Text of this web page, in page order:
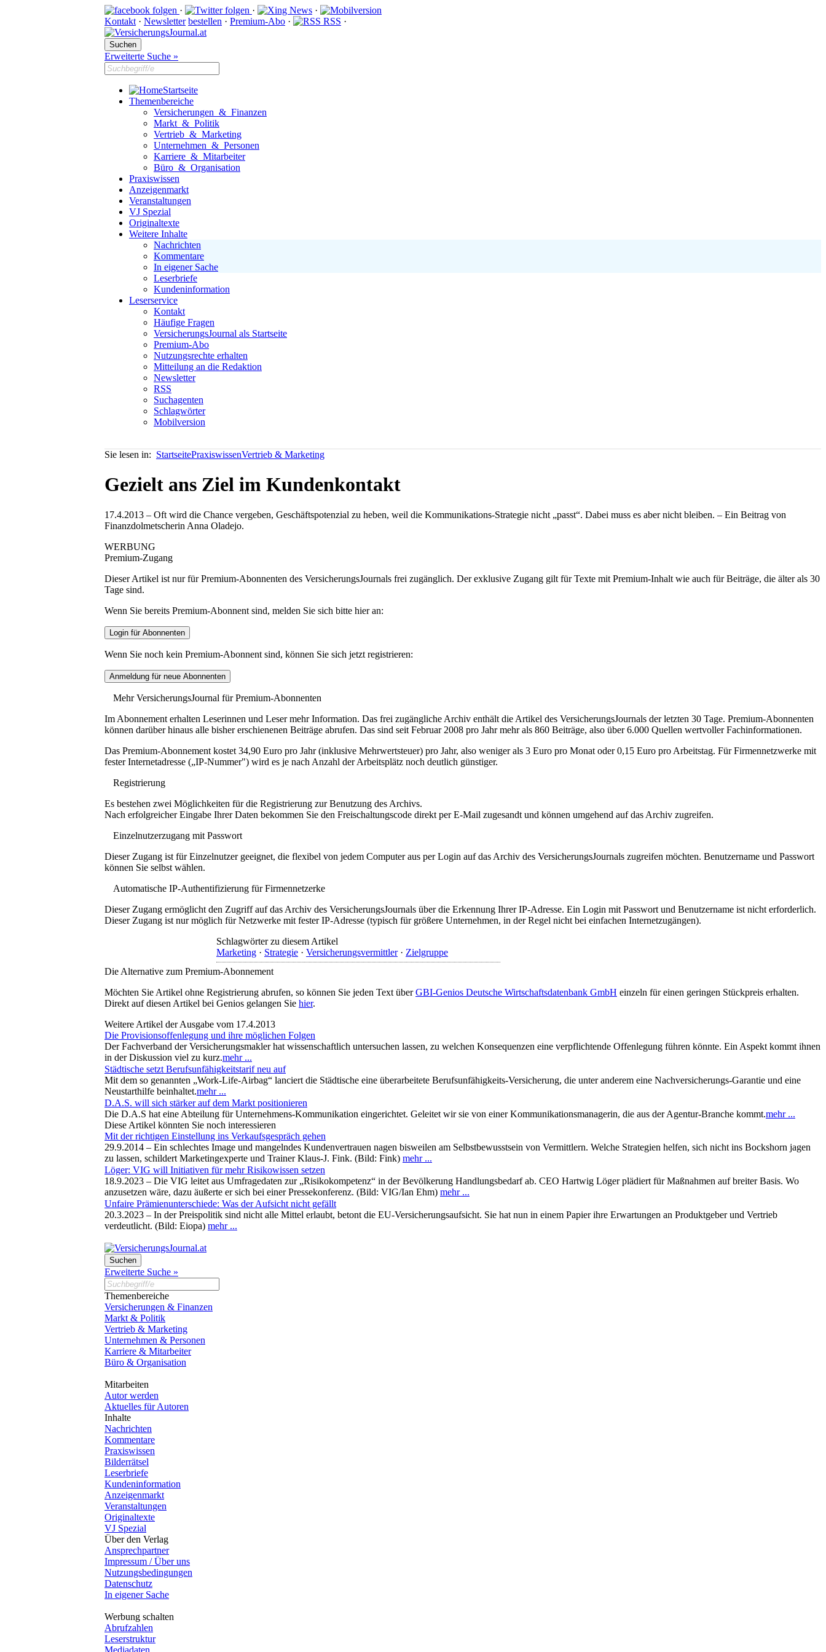
· ·
·
Kontakt · Newsletter bestellen · Premium-Abo · RSS ·
Erweiterte Suche »
Startseite
Themenbereiche
Versicherungen & Finanzen
Markt & Politik
Vertrieb & Marketing
Unternehmen & Personen
Karriere & Mitarbeiter
Büro & Organisation
Praxiswissen
Anzeigenmarkt
Veranstaltungen
VJ Spezial
Originaltexte
Weitere Inhalte
Nachrichten
Kommentare
In eigener Sache
Leserbriefe
Kundeninformation
Leserservice
Kontakt
Häufige Fragen
VersicherungsJournal als Startseite
Premium-Abo
Nutzungsrechte erhalten
Mitteilung an die Redaktion
Newsletter
RSS
Suchagenten
Schlagwörter
Mobilversion
Sie lesen in: StartseitePraxiswissenVertrieb & Marketing
Gezielt ans Ziel im Kundenkontakt
17.4.2013 – Oft wird die Chance vergeben, Geschäftspotenzial zu heben, weil die Kommunikations-Strategie nicht „passt“. Dabei muss es aber nicht bleiben. – Ein Beitrag von
Finanzdolmetscherin Anna Oladejo.
WERBUNG
Premium-Zugang
Dieser Artikel ist nur für Premium-Abonnenten des VersicherungsJournals frei zugänglich. Der exklusive Zugang gilt für Texte mit Premium-Inhalt wie auch für Beiträge, die älter als 30
Tage sind.
Wenn Sie bereits Premium-Abonnent sind, melden Sie sich bitte hier an:
Wenn Sie noch kein Premium-Abonnent sind, können Sie sich jetzt registrieren:
Mehr VersicherungsJournal für Premium-Abonnenten
Im Abonnement erhalten Leserinnen und Leser mehr Information. Das frei zugängliche Archiv enthält die Artikel des VersicherungsJournals der letzten 30 Tage. Premium-Abonnenten
können darüber hinaus alle bisher erschienenen Beiträge abrufen. Das sind seit Februar 2008 pro Jahr mehr als 860 Beiträge, also über 6.000 Quellen wertvoller Fachinformationen.
Das Premium-Abonnement kostet 34,90 Euro pro Jahr (inklusive Mehrwertsteuer) pro Jahr, also weniger als 3 Euro pro Monat oder 0,15 Euro pro Arbeitstag. Für Firmennetzwerke mit
fester Internetadresse („IP-Nummer") wird es je nach Anzahl der Arbeitsplätz noch deutlich günstiger.
Registrierung
Es bestehen zwei Möglichkeiten für die Registrierung zur Benutzung des Archivs.
Nach erfolgreicher Eingabe Ihrer Daten bekommen Sie den Freischaltungscode direkt per E-Mail zugesandt und können umgehend auf das Archiv zugreifen.
Einzelnutzerzugang mit Passwort
Dieser Zugang ist für Einzelnutzer geeignet, die flexibel von jedem Computer aus per Login auf das Archiv des VersicherungsJournals zugreifen möchten. Benutzername und Passwort
können Sie selbst wählen.
Automatische IP-Authentifizierung für Firmennetzerke
Dieser Zugang ermöglicht den Zugriff auf das Archiv des VersicherungsJournals über die Erkennung Ihrer IP-Adresse. Ein Login mit Passwort und Benutzername ist nicht erforderlich.
Dieser Zugang ist nur möglich für Netzwerke mit fester IP-Adresse (typisch für größere Unternehmen, in der Regel nicht bei einfachen Internetzugängen).
Schlagwörter zu diesem Artikel
Marketing · Strategie · Versicherungsvermittler· Zielgruppe
Die Alternative zum Premium-Abonnement
Möchten Sie Artikel ohne Registrierung abrufen, so können Sie jeden Text überGBI-Genios Deutsche Wirtschaftsdatenbank GmbH einzeln für einen geringen Stückpreis erhalten.
Direkt auf diesen Artikel bei Genios gelangen Sie hier.
Weitere Artikel der Ausgabe vom 17.4.2013
Die Provisionsoffenlegung und ihre möglichen Folgen
Der Fachverband der Versicherungsmakler hat wissenschaftlich untersuchen lassen, zu welchen Konsequenzen eine verpflichtende Offenlegung führen könnte. Ein Aspekt kommt ihnen
in der Diskussion viel zu kurz.mehr ...
Städtische setzt Berufsunfähigkeitstarif neu auf
Mit dem so genannten „Work-Life-Airbag“ lanciert die Städtische eine überarbeitete Berufsunfähigkeits-Versicherung, die unter anderem eine Nachversicherungs-Garantie und eine
Neustarthilfe beinhaltet.mehr ...
D.A.S. will sich stärker auf dem Markt positionieren
Die D.A.S hat eine Abteilung für Unternehmens-Kommunikation eingerichtet. Geleitet wir sie von einer Kommunikationsmanagerin, die aus der Agentur-Branche kommt.mehr ...
Diese Artikel könnten Sie noch interessieren
Mit der richtigen Einstellung ins Verkaufsgespräch gehen
29.9.2014 – Ein schlechtes Image und mangelndes Kundenvertrauen nagen bisweilen am Selbstbewusstsein von Vermittlern. Welche Strategien helfen, sich nicht ins Bockshorn jagen
zu lassen, schildert Marketingexperte und Trainer Klaus-J. Fink. (Bild: Fink) mehr ...
Löger: VIG will Initiativen für mehr Risikowissen setzen
18.9.2023 – Die VIG leitet aus Umfragedaten zur „Risikokompetenz“ in der Bevölkerung Handlungsbedarf ab. CEO Hartwig Löger plädiert für Maßnahmen auf breiter Basis. Wo
anzusetzen wäre, dazu äußerte er sich bei einer Pressekonferenz. (Bild: VIG/Ian Ehm) mehr ...
Unfaire Prämienunterschiede: Was der Aufsicht nicht gefällt
20.3.2023 – In der Preispolitik sind nicht alle Mittel erlaubt, betont die EU-Versicherungsaufsicht. Sie hat nun in einem Papier ihre Erwartungen an Produktgeber und Vertrieb
verdeutlicht. (Bild: Eiopa) mehr ...
Erweiterte Suche »
Themenbereiche
Versicherungen & Finanzen
Markt & Politik
Vertrieb & Marketing
Unternehmen & Personen
Karriere & Mitarbeiter
Büro & Organisation
Mitarbeiten
Autor werden
Aktuelles für Autoren
Inhalte
Nachrichten
Kommentare
Praxiswissen
Bilderrätsel
Leserbriefe
Kundeninformation
Anzeigenmarkt
Veranstaltungen
Originaltexte
VJ Spezial
Über den Verlag
Ansprechpartner
Impressum / Über uns
Nutzungsbedingungen
Datenschutz
In eigener Sache
Werbung schalten
Abrufzahlen
Leserstruktur
Mediadaten